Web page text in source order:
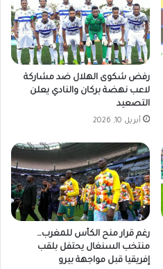
رفض شكوى الهلال ضد مشاركة
لاعب نهضة بركان والنادي يعلن
التصعيد
أبريل 10, 2026
رغم قرار منح الكأس للمغرب…
منتخب السنغال يحتفل بلقب
إفريقيا قبل مواجهة بيرو